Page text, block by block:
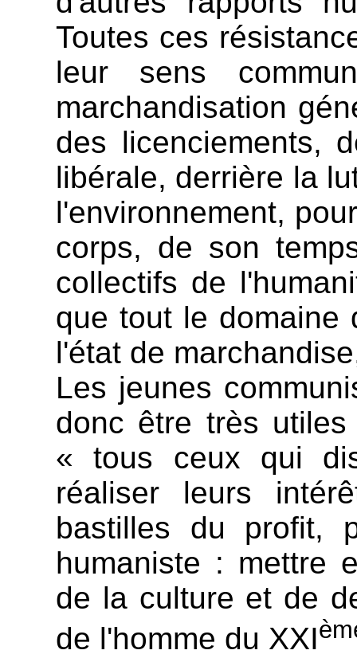
Toutes ces
leur sens
marchandisation
des licenciements,
libérale, derrière la
l'environnement,
corps, de son
collectifs de
que tout le domaine
l'état de
Les jeunes
donc être très
« tous ceux qui
réaliser leurs
bastilles du profit,
humaniste : mettre
de la culture et de
de l'homme du XXI